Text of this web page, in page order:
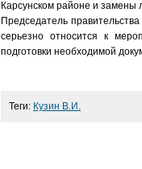
Карсунском районе и
Председатель
серьезно относится к
подготовки необходимой
Теги: Кузин В.И.